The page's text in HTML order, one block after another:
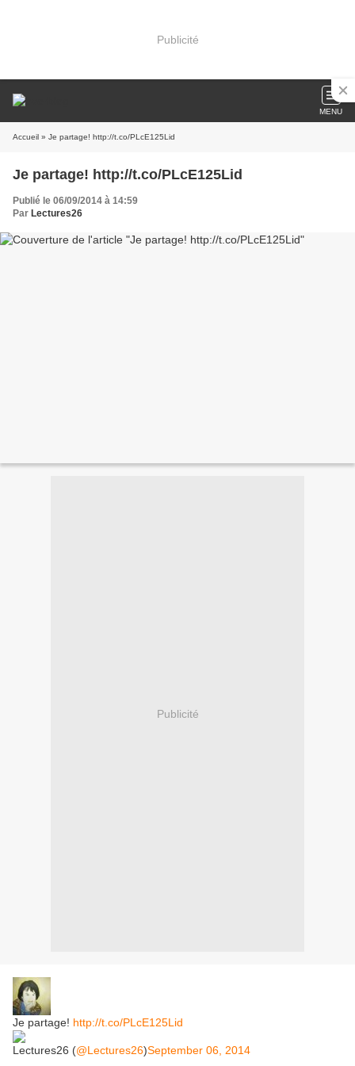
Publicité
MENU
Accueil » Je partage! http://t.co/PLcE125Lid
Je partage! http://t.co/PLcE125Lid
Publié le 06/09/2014 à 14:59
Par Lectures26
Publicité
Je partage! http://t.co/PLcE125Lid
Lectures26 (@Lectures26)September 06, 2014